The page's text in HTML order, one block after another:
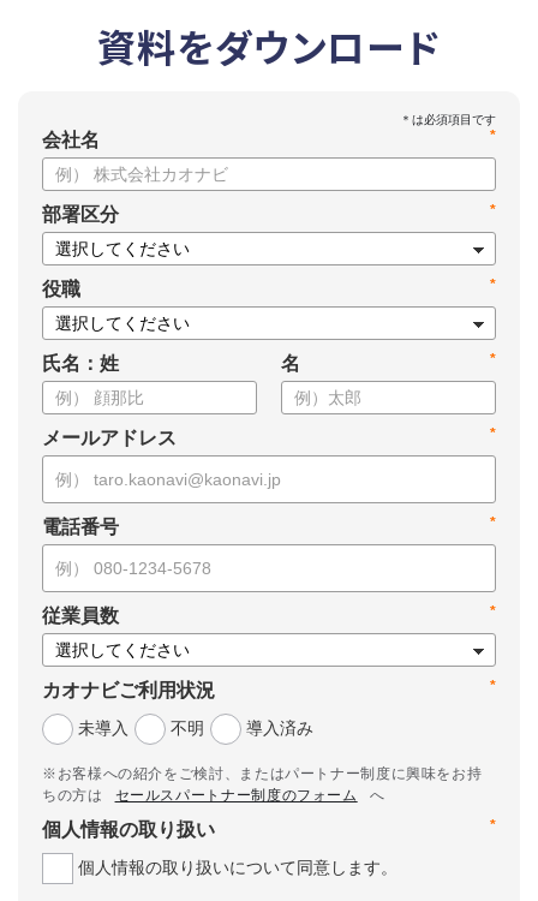
資料をダウンロード
*
会社名
*
部署区分
*
役職
氏名：姓 *
名
*
メールアドレス
*
電話番号
*
従業員数
*
カオナビご利用状況
未導入
不明 導入済み
※お客様への紹介をご検討、またはパートナー制度に興味をお持
ちの方は
セールスパートナー制度のフォーム
へ
*
個人情報の取り扱い
個人情報の取り扱いについて同意します。